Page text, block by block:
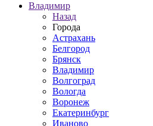
Владимир
Назад
Города
Астрахань
Белгород
Брянск
Владимир
Волгоград
Вологда
Воронеж
Екатеринбург
Иваново